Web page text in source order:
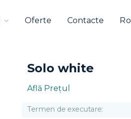
Oferte Contacte Ro
Solo white
Află Preţul
Termen de executare: